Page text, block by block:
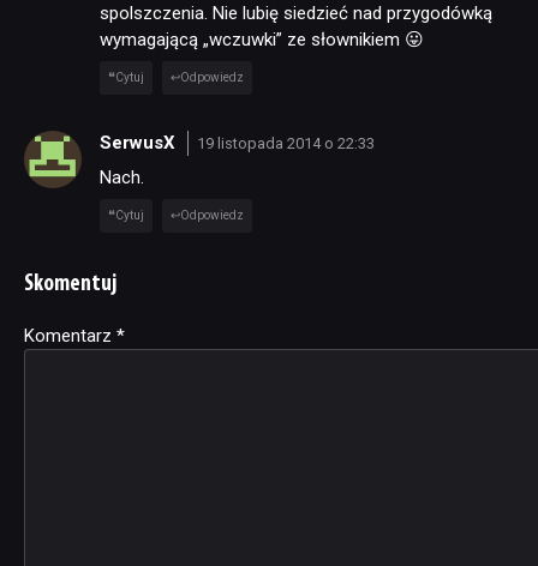
spolszczenia. Nie lubię siedzieć nad przygodówką
wymagającą „wczuwki” ze słownikiem 😛
Cytuj Odpowiedz
SerwusX 19 listopada 2014 o 22:33
Nach.
Cytuj Odpowiedz
Skomentuj
Komentarz *
Alternative: